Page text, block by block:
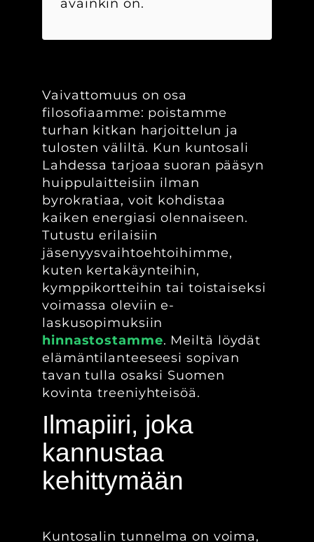
avainkin on.
Vaivattomuus on osa
filosofiaamme: poistamme
turhan kitkan harjoittelun ja
tulosten väliltä. Kun kuntosali
Lahdessa tarjoaa suoran pääsyn
huippulaitteisiin ilman
byrokratiaa, voit kohdistaa
kaiken energiasi olennaiseen.
Tutustu erilaisiin
jäsenyysvaihtoehtoihimme,
kuten kertakäynteihin,
kymppikortteihin tai toistaiseksi
voimassa oleviin e-
laskusopimuksiin
hinnastostamme. Meiltä löydät
elämäntilanteeseesi sopivan
tavan tulla osaksi Suomen
kovinta treeniyhteisöä.
Ilmapiiri, joka
kannustaa
kehittymään
Kuntosalin tunnelma on voima,